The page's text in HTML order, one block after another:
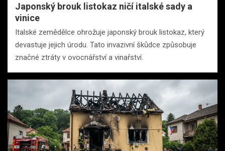
Japonský brouk listokaz ničí italské sady a
vinice
Italské zemědělce ohrožuje japonský brouk listokaz, který
devastuje jejich úrodu. Tato invazivní škůdce způsobuje
značné ztráty v ovocnářství a vinařství.